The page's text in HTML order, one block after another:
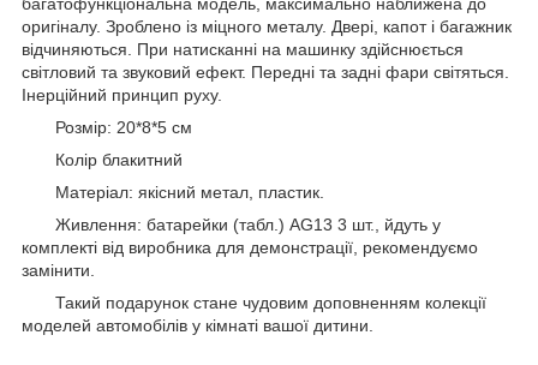
багатофункціональна модель, максимально наближена до
оригіналу. Зроблено із міцного металу. Двері, капот і багажник
відчиняються. При натисканні на машинку здійснюється
світловий та звуковий ефект. Передні та задні фари світяться.
Інерційний принцип руху.
Розмір: 20*8*5 см
Колір блакитний
Матеріал: якісний метал, пластик.
Живлення: батарейки (табл.) AG13 3 шт., йдуть у
комплекті від виробника для демонстрації, рекомендуємо
замінити.
Такий подарунок стане чудовим доповненням колекції
моделей автомобілів у кімнаті вашої дитини.